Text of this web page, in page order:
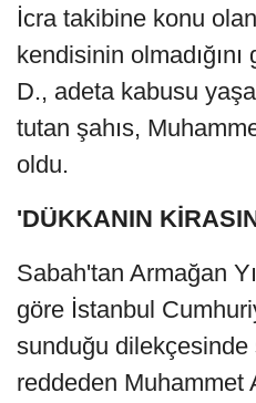
İcra takibine konu
kendisinin
D., adeta kabusu
tutan şahıs,
oldu.
'DÜKKANIN
Sabah'tan Armağan
göre İstanbul
sunduğu dilekçesinde
reddeden Muhammet